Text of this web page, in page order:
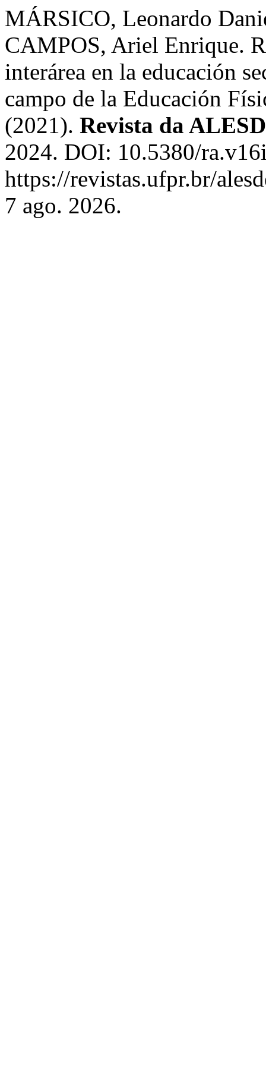
MÁRSICO, Leonardo
CAMPOS, Ariel Enrique.
interárea en la educación
campo de la Educación
(2021). Revista da
2024. DOI: 10.5380/
https://revistas.ufpr.br/
7 ago. 2026.